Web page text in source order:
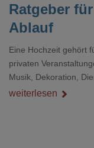
Ratgeber
Ablauf
Eine Hochzeit gehört
privaten
Musik, Dekoration,
zusammenpassen,
weiterlesen